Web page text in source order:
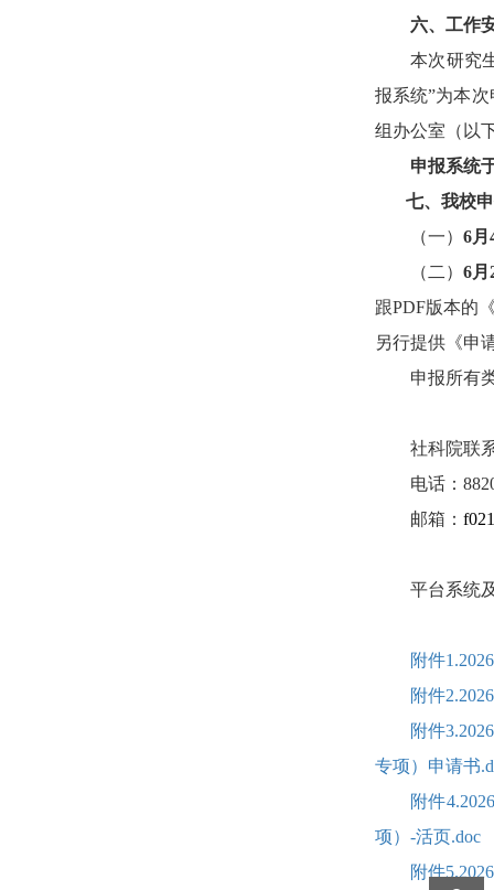
六、工作
本次研究
报系统”为本次
组办公室（以
申报系统
七、 我校
（一） 6月
（二）6月
跟PDF版本的
另行提供《申
申报所有
社科院联
电话：
邮箱：
平台系统
附件
附件
附件
专项）申请书
附件
项）-活页.doc
附件